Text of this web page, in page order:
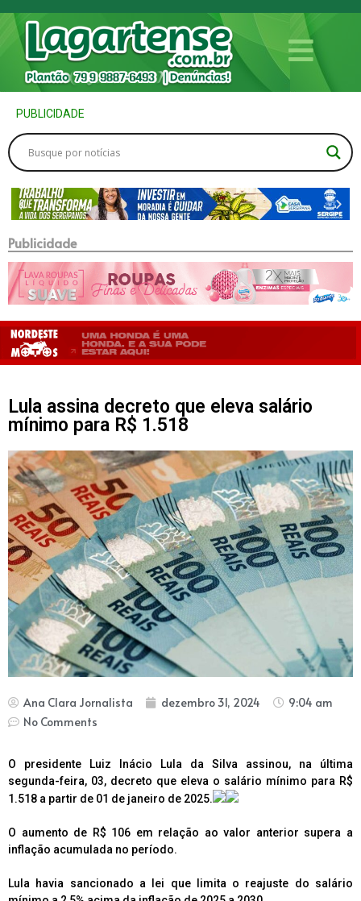
PUBLICIDADE
Publicidade
Lula assina decreto que eleva salário
mínimo para R$ 1.518
Ana Clara Jornalista dezembro 31, 2024
9:04 am
No Comments
O presidente Luiz Inácio Lula da Silva assinou, na última
segunda-feira, 03, decreto que eleva o salário mínimo para R$
1.518 a partir de 01 de janeiro de 2025.
O aumento de R$ 106 em relação ao valor anterior supera a
inflação acumulada no período.
Lula havia sancionado a lei que limita o reajuste do salário